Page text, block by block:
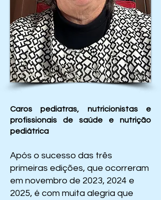
Caros pediatras, nutricionistas e
profissionais de saúde e nutrição
pediátrica
Após o sucesso das três
primeiras edições, que ocorreram
em novembro de 2023, 2024 e
2025, é com muita alegria que